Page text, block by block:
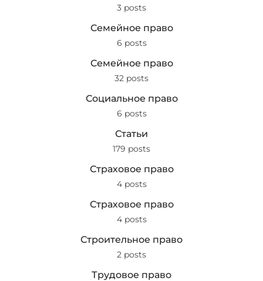
3 posts
Семейное право
6 posts
Семейное право
32 posts
Социальное право
6 posts
Статьи
179 posts
Страховое право
4 posts
Страховое право
4 posts
Строительное право
2 posts
Трудовое право